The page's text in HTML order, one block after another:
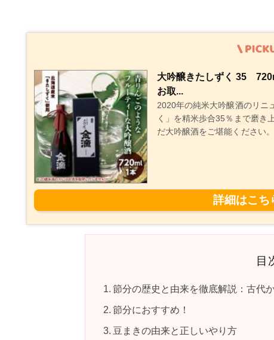
大吟醸きたしずく 35
お取...
2020年の純米大吟醸酒のリニ
く」を精米歩合35％まで磨き
だ大吟醸酒をご堪能ください。
目
節分の歴史と由来を徹底解説：古代
節分におすすめ！
豆まきの由来と正しいやり方